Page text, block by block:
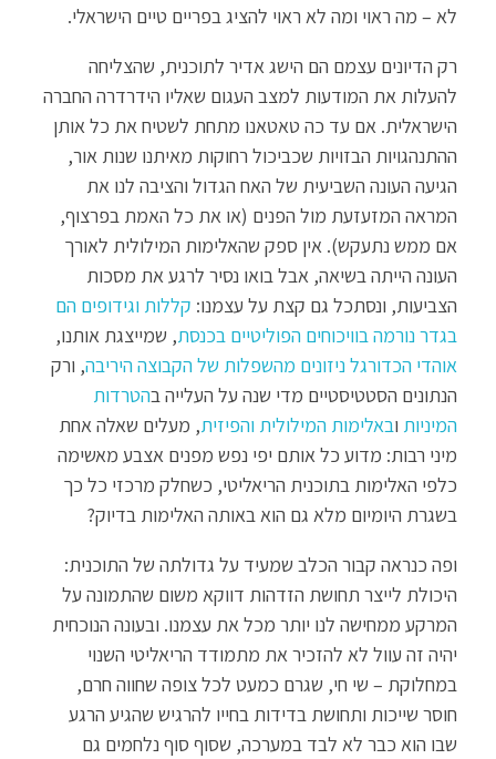
לא – מה ראוי ומה לא ראוי להציג בפריים טיים הישראלי.
רק הדיונים עצמם הם הישג אדיר לתוכנית, שהצליחה
להעלות את המודעות למצב העגום שאליו הידרדרה החברה
הישראלית. אם עד כה טאטאנו מתחת לשטיח את כל אותן
ההתנהגויות הבזויות שכביכול רחוקות מאיתנו שנות אור,
הגיעה העונה השביעית של האח הגדול והציבה לנו את
המראה המזעזעת מול הפנים (או את כל האמת בפרצוף,
אם ממש נתעקש). אין ספק שהאלימות המילולית לאורך
העונה הייתה בשיאה, אבל בואו נסיר לרגע את מסכות
הצביעות, ונסתכל גם קצת על עצמנו: קללות וגידופים הם
בגדר נורמה בוויכוחים הפוליטיים בכנסת, שמייצגת אותנו,
אוהדי הכדורגל ניזונים מהשפלות של הקבוצה היריבה, ורק
הנתונים הסטטיסטיים מדי שנה על העלייה בהטרדות
המיניות ובאלימות המילולית והפיזית, מעלים שאלה אחת
מיני רבות: מדוע כל אותם יפי נפש מפנים אצבע מאשימה
כלפי האלימות בתוכנית הריאליטי, כשחלק מרכזי כל כך
בשגרת היומיום מלא גם הוא באותה האלימות בדיוק?
ופה כנראה קבור הכלב שמעיד על גדולתה של התוכנית:
היכולת לייצר תחושת הזדהות דווקא משום שהתמונה על
המרקע ממחישה לנו יותר מכל את עצמנו. ובעונה הנוכחית
יהיה זה עוול לא להזכיר את מתמודד הריאליטי השנוי
במחלוקת – שי חי, שגרם כמעט לכל צופה שחווה חרם,
חוסר שייכות ותחושת בדידות בחייו להרגיש שהגיע הרגע
שבו הוא כבר לא לבד במערכה, שסוף סוף נלחמים גם